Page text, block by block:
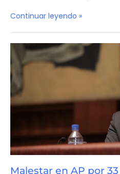
Continuar leyendo »
Malestar en AP por